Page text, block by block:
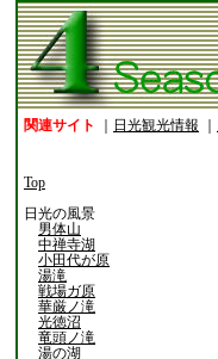
関連サイト 日光観光情報
Top
日光の風景
男体山
中禅寺湖
小田代が原
湯滝
戦場ガ原
華厳ノ滝
光徳沼
竜頭ノ滝
湯の湖